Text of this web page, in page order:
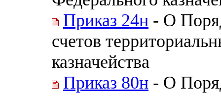
Приказ 24н - О
счетов
казначейства
Приказ 80н - О